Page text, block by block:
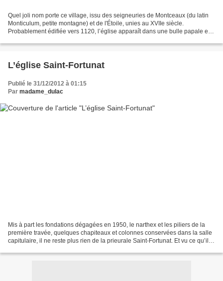
Quel joli nom porte ce village, issu des seigneuries de Montceaux (du latin
Monticulum, petite montagne) et de l'Étoile, unies au XVIIe siècle.
Probablement édifiée vers 1120, l’église apparaît dans une bulle papale en
L’église Saint-Fortunat
Publié le 31/12/2012 à 01:15
Par madame_dulac
Mis à part les fondations dégagées en 1950, le narthex et les piliers de la
première travée, quelques chapiteaux et colonnes conservées dans la salle
capitulaire, il ne reste plus rien de la prieurale Saint-Fortunat. Et vu ce qu’il